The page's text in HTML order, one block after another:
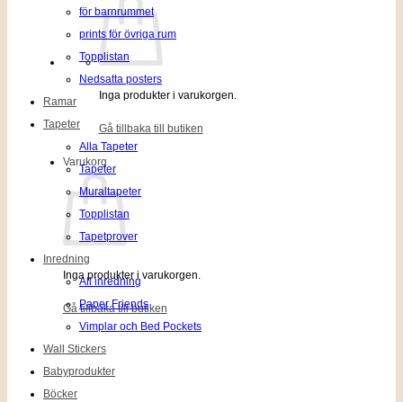
Inga produkter i varukorgen.
Gå tillbaka till butiken
Varukorg
Inga produkter i varukorgen.
Gå tillbaka till butiken
för barnrummet
prints för övriga rum
Topplistan
Nedsatta posters
Ramar
Tapeter
Alla Tapeter
Tapeter
Muraltapeter
Topplistan
Tapetprover
Inredning
All inredning
Paper Friends
Vimplar och Bed Pockets
Wall Stickers
Babyprodukter
Böcker